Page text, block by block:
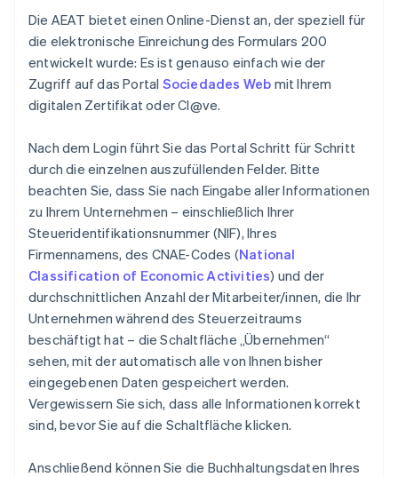
Die AEAT bietet einen Online-Dienst an, der speziell für
die elektronische Einreichung des Formulars 200
entwickelt wurde: Es ist genauso einfach wie der
Zugriff auf das Portal Sociedades Web mit Ihrem
digitalen Zertifikat oder Cl@ve.
Nach dem Login führt Sie das Portal Schritt für Schritt
durch die einzelnen auszufüllenden Felder. Bitte
beachten Sie, dass Sie nach Eingabe aller Informationen
zu Ihrem Unternehmen – einschließlich Ihrer
Steueridentifikationsnummer (NIF), Ihres
Firmennamens, des CNAE-Codes (National
Classification of Economic Activities) und der
durchschnittlichen Anzahl der Mitarbeiter/innen, die Ihr
Unternehmen während des Steuerzeitraums
beschäftigt hat – die Schaltfläche „Übernehmen“
sehen, mit der automatisch alle von Ihnen bisher
eingegebenen Daten gespeichert werden.
Vergewissern Sie sich, dass alle Informationen korrekt
sind, bevor Sie auf die Schaltfläche klicken.
Anschließend können Sie die Buchhaltungsdaten Ihres